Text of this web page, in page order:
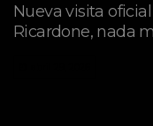
Nueva visita
Ricardone, nada